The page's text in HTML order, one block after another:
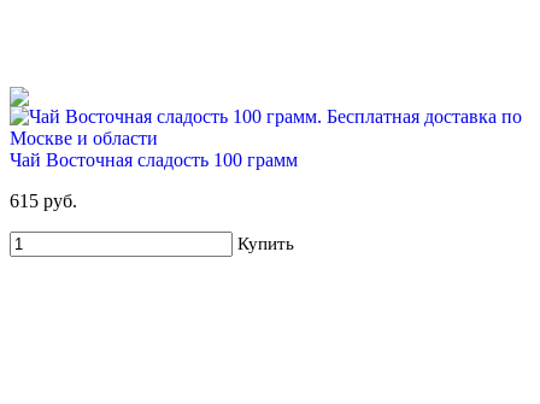
Набор воды ХВАЛОВСКАЯ и ЧЕРНОГОЛОВКА (4х19л)
2 385 руб 2 515 руб
Чай Восточная сладость 100 грамм
615 руб.
Купить